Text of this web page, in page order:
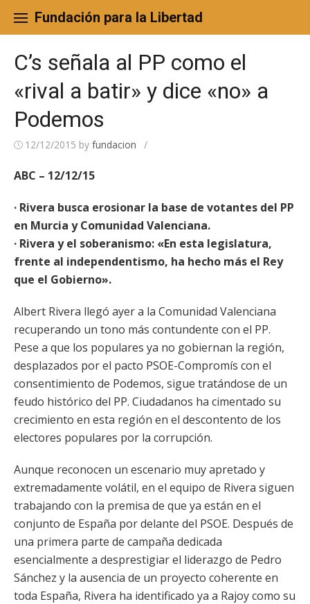
content
Fundación para la Libertad
C’s señala al PP como el
«rival a batir» y dice «no» a
Podemos
12/12/2015 by fundacion /
ABC – 12/12/15
· Rivera busca erosionar la base de votantes del PP
en Murcia y Comunidad Valenciana.
· Rivera y el soberanismo: «En esta legislatura,
frente al independentismo, ha hecho más el Rey
que el Gobierno».
Albert Rivera llegó ayer a la Comunidad Valenciana
recuperando un tono más contundente con el PP.
Pese a que los populares ya no gobiernan la región,
desplazados por el pacto PSOE-Compromís con el
consentimiento de Podemos, sigue tratándose de un
feudo histórico del PP. Ciudadanos ha cimentado su
crecimiento en esta región en el descontento de los
electores populares por la corrupción.
Aunque reconocen un escenario muy apretado y
extremadamente volátil, en el equipo de Rivera siguen
trabajando con la premisa de que ya están en el
conjunto de España por delante del PSOE. Después de
una primera parte de campaña dedicada
esencialmente a desprestigiar el liderazgo de Pedro
Sánchez y la ausencia de un proyecto coherente en
toda España, Rivera ha identificado ya a Rajoy como su